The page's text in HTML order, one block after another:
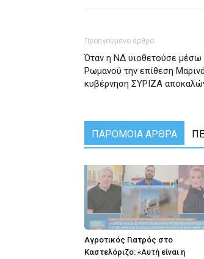
Προηγούμενο άρθρο
Όταν η ΝΔ υιοθετούσε μέσω
Ρωμανού την επίθεση
κυβέρνηση ΣΥΡΙΖΑ
ΠΑΡΟΜΟΙΑ ΑΡΘΡΑ
Αγροτικός Γιατρός στο
Καστελόριζο: «Αυτή είναι η